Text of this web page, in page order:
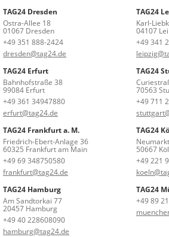
TAG24 Dresden
Ostra-Allee 18
01067 Dresden
+49 351 888-2424
dresden@tag24.de
TAG24
Karl-
04107
+49 341
TAG24 Erfurt
Bahnhofstraße 38
99084 Erfurt
+49 361 34947880
erfurt@tag24.de
TAG24
70563
+49 711
TAG24 Frankfurt a. M.
Friedrich-Ebert-Anlage 36
60325 Frankfurt am Main
+49 69 348750580
frankfurt@tag24.de
TAG24
50667
+49 221
TAG24 Hamburg
Am Sandtorkai 77
20457 Hamburg
+49 40 228608090
hamburg@tag24.de
TAG24
+49 89